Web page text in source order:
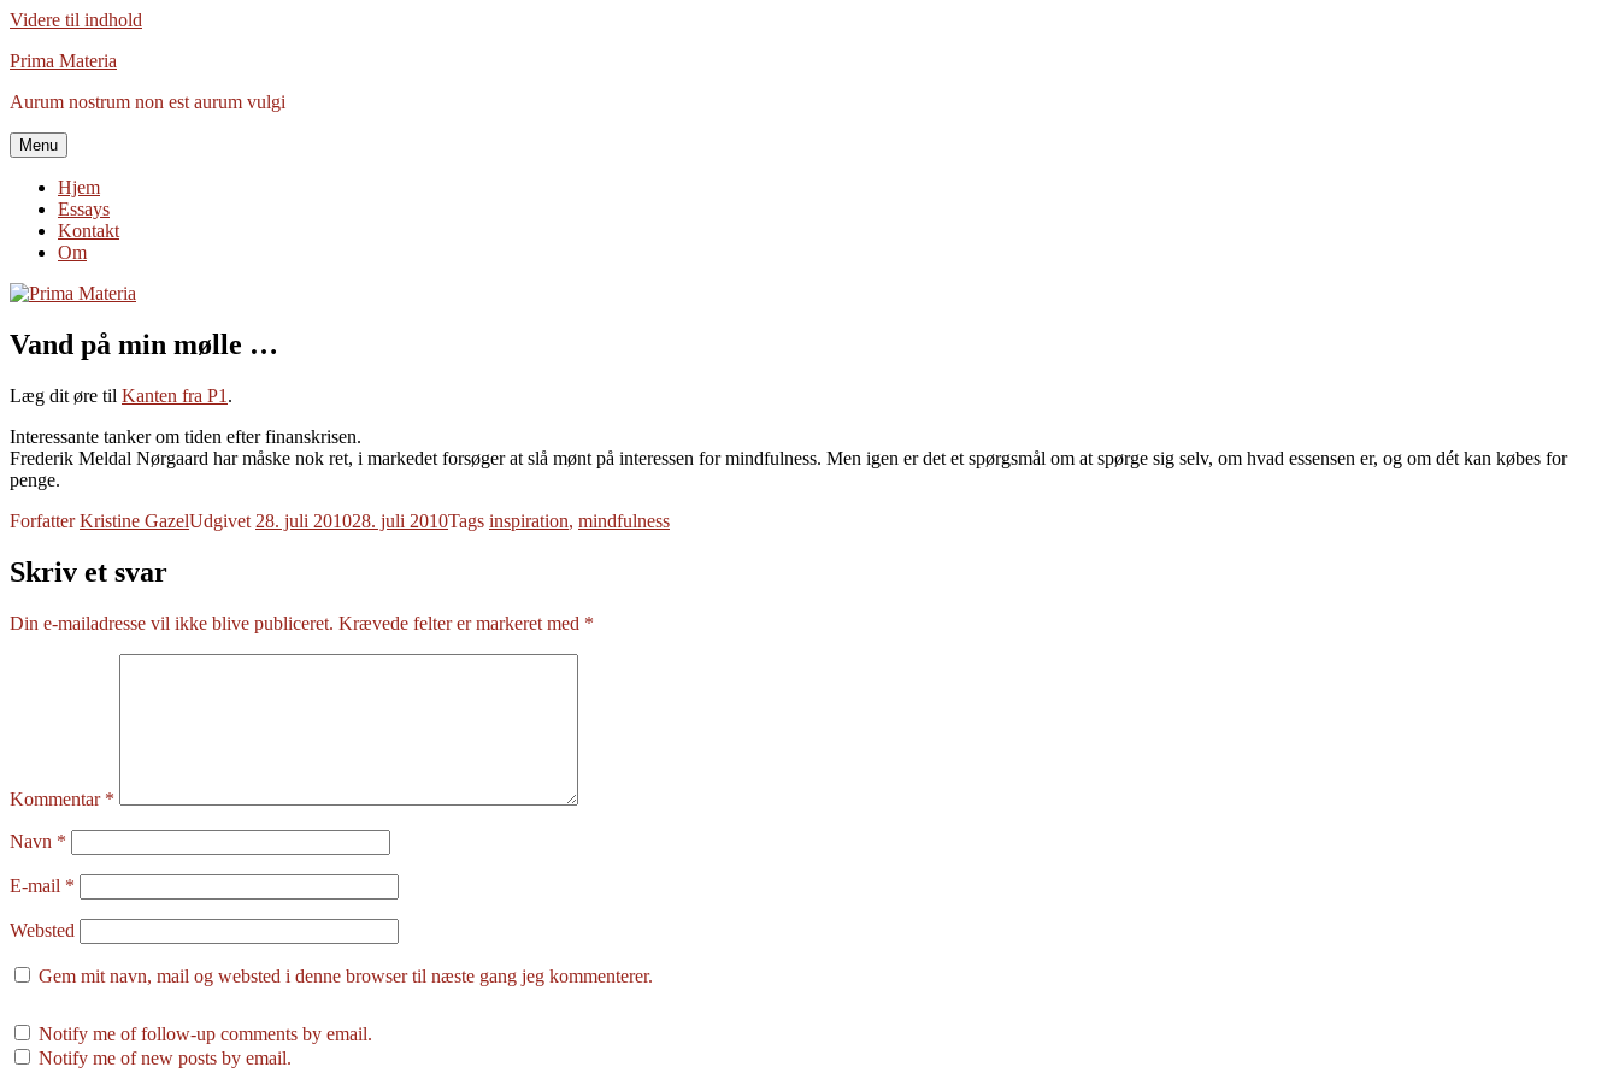
Videre til indhold
Prima Materia
Aurum nostrum non est aurum vulgi
Menu
Hjem
Essays
Kontakt
Om
Vand på min mølle …
Læg dit øre til Kanten fra P1 .
Interessante tanker om tiden efter finanskrisen.
Frederik Meldal Nørgaard har måske nok ret, i markedet forsøger at slå mønt på interessen for mindfulness. Men igen er det et spørgsmål om at spørge sig selv, om hvad essensen er, og om dét kan købes for
penge.
ForfatterKristine GazelUdgivet 28. juli 201028. juli 2010Tags inspiration, mindfulness
Skriv et svar
Din e-mailadresse vil ikke blive publiceret. Krævede felter er markeret med *
Kommentar *
Navn *
E-mail *
Websted
Gem mit navn, mail og websted i denne browser til næste gang jeg kommenterer.
Notify me of follow-up comments by email.
Notify me of new posts by email.